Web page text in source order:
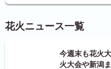
花火ニュース一覧
今週末も花火
火大会や新潟